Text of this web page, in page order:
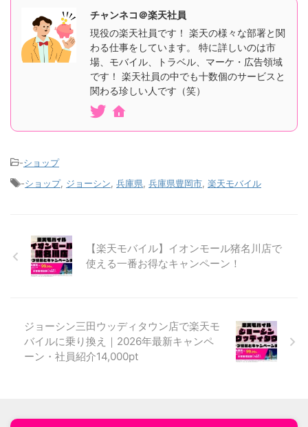
チャンネコ＠楽天社員
現役の楽天社員です！ 楽天の様々な部署と関
わる仕事をしています。 特に詳しいのは市
場、モバイル、トラベル、マーケ・広告領域
です！ 楽天社員の中でも十数個のサービスと
関わる珍しい人です（笑）
-ショップ
-ショップ, ジョーシン 兵庫県 兵庫県豊岡市 楽天モバイル
【楽天モバイル】イオンモール猪名川店で
使える一番お得なキャンペーン！
ジョーシン三田ウッディタウン店で楽天モ
バイルに乗り換え｜2026年最新キャンペ
ーン・社員紹介14,000pt